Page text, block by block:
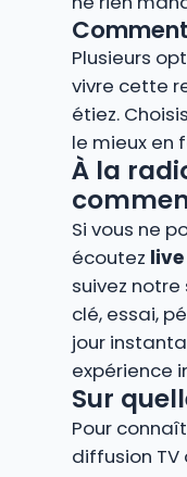
Plusieurs
vivre cette
étiez.
le mieux en
À la
Si vous ne
écoutez
suivez
clé, essai,
jour
expérience
Sur
Pour
diffusion TV